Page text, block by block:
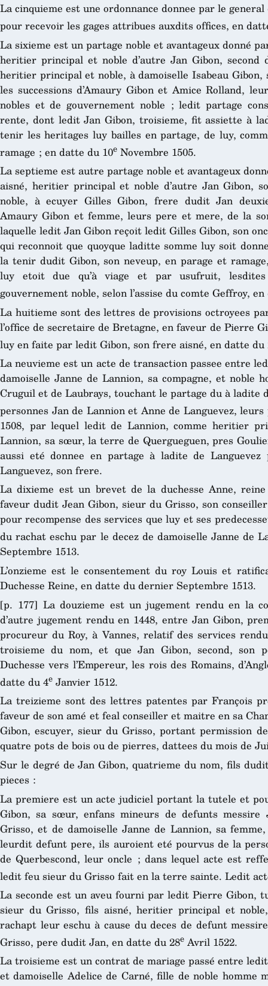
La cinquieme est une ordonnance donnee par le
pour recevoir les gages attribues auxdits offices, en
La sixieme est un partage noble et avantageux donné
heritier principal et noble d’autre Jan Gibon, second
heritier principal et noble, à damoiselle Isabeau
les successions d’Amaury Gibon et Amice Rolland,
nobles et de gouvernement noble ; ledit partage
rente, dont ledit Jan Gibon, troisieme, fit assiette à
tenir les heritages luy bailles en partage, de luy,
ramage ; en datte du 10e Novembre 1505.
La septieme est autre partage noble et avantageux
aisné, heritier principal et noble d’autre Jan Gibon,
noble, à ecuyer Gilles Gibon, frere dudit Jan
Amaury Gibon et femme, leurs pere et mere, de la
laquelle ledit Jan Gibon reçoit ledit Gilles Gibon, son
qui reconnoit que quoyque laditte somme luy soit
la tenir dudit Gibon, son neveup, en parage et
luy etoit due qu’à viage et par usufruit,
gouvernement noble, selon l’assise du comte Geffroy,
La huitieme sont des lettres de provisions octroyees
l’office de secretaire de Bretagne, en faveur de Pierre
luy en faite par ledit Gibon, son frere aisné, en datte du
La neuvieme est un acte de transaction passee entre
damoiselle Janne de Lannion, sa compagne, et noble
Cruguil et de Laubrays, touchant le partage du à ladite
personnes Jan de Lannion et Anne de Languevez,
1508, par lequel ledit de Lannion, comme heritier
Lannion, sa sœur, la terre de Quergueguen, pres
aussi eté donnee en partage à ladite de
Languevez, son frere.
La dixieme est un brevet de la duchesse Anne,
faveur dudit Jean Gibon, sieur du Grisso, son
pour recompense des services que luy et ses
du rachat eschu par le decez de damoiselle Janne de
Septembre 1513.
L’onzieme est le consentement du roy Louis et
Duchesse Reine, en datte du dernier Septembre 1513.
[p. 177] La douzieme est un jugement rendu en la
d’autre jugement rendu en 1448, entre Jan Gibon,
procureur du Roy, à Vannes, relatif des services
troisieme du nom, et que Jan Gibon, second, son
Duchesse vers l’Empereur, les rois des Romains,
datte du 4e Janvier 1512.
La treizieme sont des lettres patentes par François
faveur de son amé et feal conseiller et maitre en sa
Gibon, escuyer, sieur du Grisso, portant permission
quatre pots de bois ou de pierres, dattees du mois de
Sur le degré de Jan Gibon, quatrieme du nom, fils
pieces :
La premiere est un acte judiciel portant la tutele et
Gibon, sa sœur, enfans mineurs de defunts messire
Grisso, et de damoiselle Janne de Lannion, sa
leurdit defunt pere, ils auroient eté pourvus de la
de Querbescond, leur oncle ; dans lequel acte est
ledit feu sieur du Grisso fait en la terre sainte. Ledit
La seconde est un aveu fourni par ledit Pierre Gibon,
sieur du Grisso, fils aisné, heritier principal et
rachapt leur eschu à cause du deces de defunt
Grisso, pere dudit Jan, en datte du 28eAvril 1522.
La troisieme est un contrat de mariage passé entre
et damoiselle Adelice de Carné, fille de noble homme